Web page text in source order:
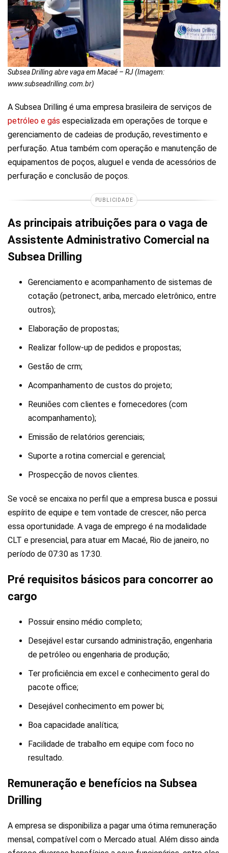
Subsea Drilling abre vaga em Macaé – RJ (Imagem:
www.subseadrilling.com.br)
A Subsea Drilling é uma empresa brasileira de serviços de
petróleo e gás especializada em operações de torque e
gerenciamento de cadeias de produção, revestimento e
perfuração. Atua também com operação e manutenção de
equipamentos de poços, aluguel e venda de acessórios de
perfuração e conclusão de poços.
PUBLICIDADE
As principais atribuições para o vaga de
Assistente Administrativo Comercial na
Subsea Drilling
Gerenciamento e acompanhamento de sistemas de
cotação (petronect, ariba, mercado eletrônico, entre
outros);
Elaboração de propostas;
Realizar follow-up de pedidos e propostas;
Gestão de crm;
Acompanhamento de custos do projeto;
Reuniões com clientes e fornecedores (com
acompanhamento);
Emissão de relatórios gerenciais;
Suporte a rotina comercial e gerencial;
Prospecção de novos clientes.
Se você se encaixa no perfil que a empresa busca e possui
espírito de equipe e tem vontade de crescer, não perca
essa oportunidade. A vaga de emprego é na modalidade
CLT e presencial, para atuar em Macaé, Rio de janeiro, no
período de 07:30 as 17:30.
Pré requisitos básicos para concorrer ao
cargo
Possuir ensino médio completo;
Desejável estar cursando administração, engenharia
de petróleo ou engenharia de produção;
Ter proficiência em excel e conhecimento geral do
pacote office;
Desejável conhecimento em power bi;
Boa capacidade analítica;
Facilidade de trabalho em equipe com foco no
resultado.
Remuneração e benefícios na Subsea
Drilling
A empresa se disponibiliza a pagar uma ótima remuneração
mensal, compatível com o Mercado atual. Além disso ainda